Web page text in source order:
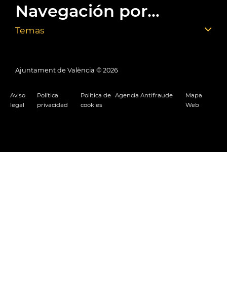
Navegación por...
Temas
Ajuntament de València © 2026
Aviso
legal
Política
privacidad
Política de
cookies
Agencia Antifraude
Mapa
Web